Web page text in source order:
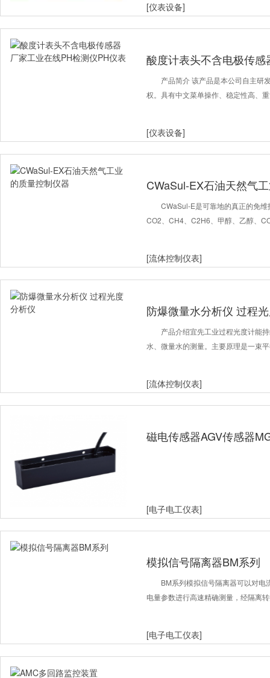
[仪表设备]
酸度计表头不含电极传
PH仪表
产品简介 该产品是本公司自主研
权。具有中文菜单操作、稳定性高、
[仪表设备]
CWaSul-EX石油天然气
CWaSul-E是可靠地的真正的免
CO2、CH4、C2H6、甲醇、乙醇、
[流体控制仪表]
防爆微量水分析仪 过程
产品介绍宜先工业过程光度计能
水、微量水的测量。主要原理是一束
[流体控制仪表]
磁电传感器AGV传感器
[电子电工仪表]
模拟信号隔离器BM系列
BM系列模拟信号隔离器可以对
电量参数进行高速精确测量，经隔离
[电子电工仪表]